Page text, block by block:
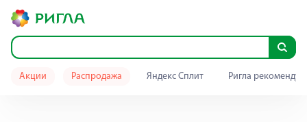
Акции Распродажа Яндекс Сплит Ригла